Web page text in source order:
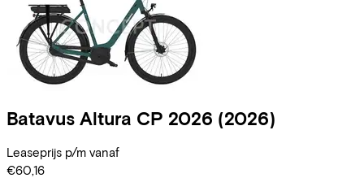
Batavus Altura CP 2026 (2026)
Leaseprijs p/m vanaf
€60,16